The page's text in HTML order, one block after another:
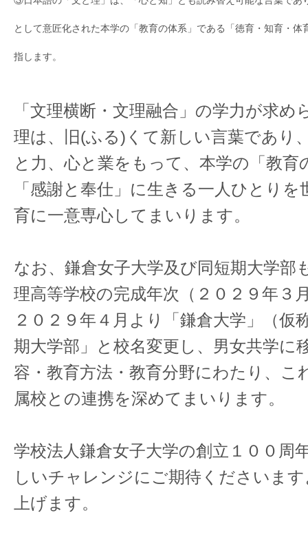
として意匠化された本学の「教育の体系」である「徳育・知育・体
指します。
「文理横断・文理融合」の学力が求め
理は、
旧(ふる) くて新しい言葉であり
と力、心と業をもって、本学の「教育
「感謝と奉仕」に生きる一人ひとり
育に一意専心してまいります。
なお、鎌倉女子大学及び同短期大学部
理高等学校の完成年次（２０２９年３
２０２９年４月より「鎌倉大学」（仮
期大学部」と校名変更し、男女共学に
容・教育方法・教育分野にわたり、こ
属校との連携を深めてまいります。
学校法人鎌倉女子大学の創立１００周
しいチャレンジにご期待くださいま
上げます。